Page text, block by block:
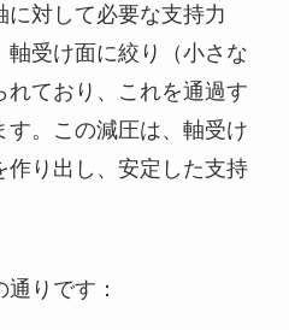
対して必要な支持力
軸受け面に絞り（小さな
れており、これを通過す
す。この減圧は、軸受け
作り出し、安定した支持
りです：